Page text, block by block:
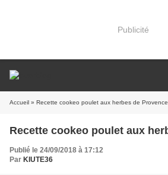
Publicité
Accueil » Recette cookeo poulet aux herbes de Provence
Publié le 24/09/2018 à 17:12
Par KIUTE36